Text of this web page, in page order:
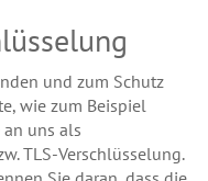
und zum Schutz
wie zum Beispiel
uns als
TLS-Verschlüsselung.